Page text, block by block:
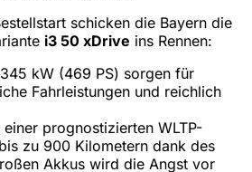
schicken die Bayern die
i3 50 xDrive ins Rennen:
kW (469 PS) sorgen für
Fahrleistungen und reichlich
einer prognostizierten WLTP-
zu 900 Kilometern dank des
Akkus wird die Angst vor